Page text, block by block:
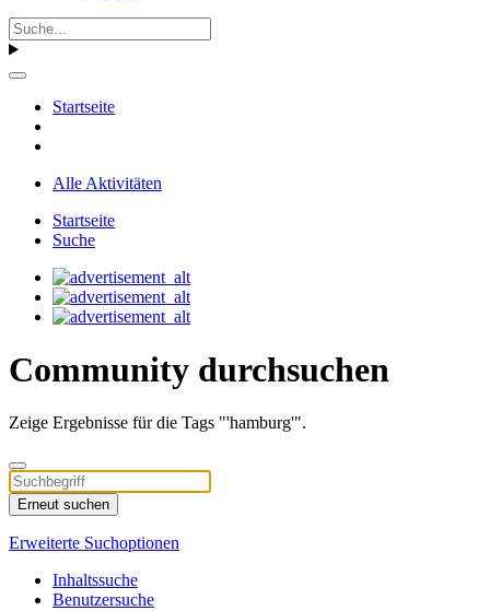
Startseite
Alle Aktivitäten
Startseite
Suche
Community durchsuchen
Zeige Ergebnisse für die Tags "'hamburg'".
Erneut suchen
Erweiterte Suchoptionen
Inhaltssuche
Benutzersuche